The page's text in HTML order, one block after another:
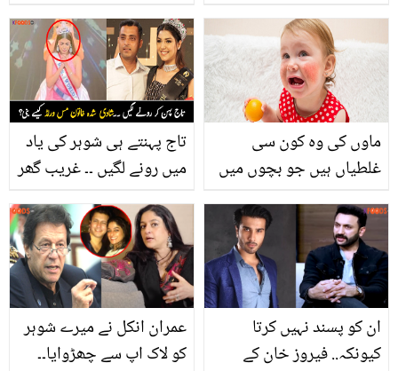
مفید طریقے
ہیں؟ ویڈیو
تاج پہنتے ہی شوہر کی یاد
میں رونے لگیں ۔۔ غریب گھر
مس ورلڈ کا اعزاز کیسے
اپنے نام کر لیا؟ ویڈیو
ماوں کی وہ کون سی
غلطیاں ہیں جو بچوں میں
سکتی ہیں
عمران انکل نے میرے شوہر
کو لاک اپ سے چھڑوایا۔۔
ان کو پسند نہیں کرتا
کیونکہ.. فیروز خان کے